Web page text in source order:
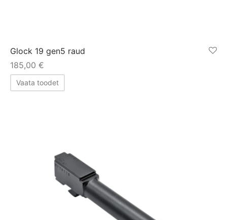
Glock 19 gen5 raud
185,00 €
Vaata toodet